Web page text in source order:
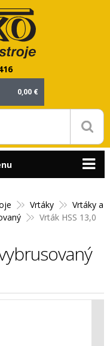
0,00 €
Vrtáky
Vrtáky a
Vrták HSS 13,0